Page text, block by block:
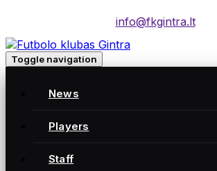
info@fkgintra.lt
Toggle navigation
News
Players
Staff
Moterų futbolo klubas „Gintra“ – daugkartinės
Lietuvai UEFA moterų Čempionių lygoje.